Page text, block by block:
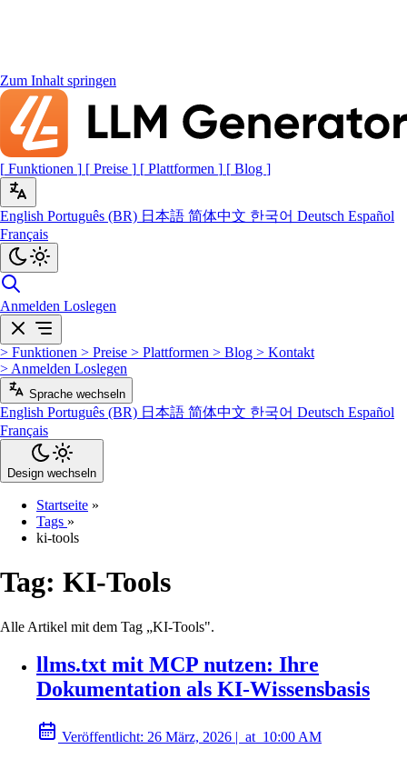
Zum Inhalt springen
[ Funktionen ] [ Preise ] [ Plattformen ] [ Blog ]
English Português (BR) 日本語 简体中文 한국어 Deutsch Español
Français
Anmelden Loslegen
> Funktionen > Preise > Plattformen > Blog > Kontakt
> Anmelden Loslegen
Sprache wechseln
English Português (BR) 日本語 简体中文 한국어 Deutsch Español
Français
Design wechseln
Startseite »
Tags »
ki-tools
Tag: KI-Tools
Alle Artikel mit dem Tag „KI-Tools".
llms.txt mit MCP nutzen: Ihre
Dokumentation als KI-Wissensbasis
Veröffentlicht: 26 März, 2026 | at 10:00 AM